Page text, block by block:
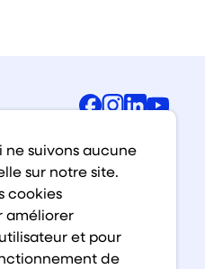
Facebook
ne suivons aucune
sur notre site.
cookies
améliorer
et pour
de